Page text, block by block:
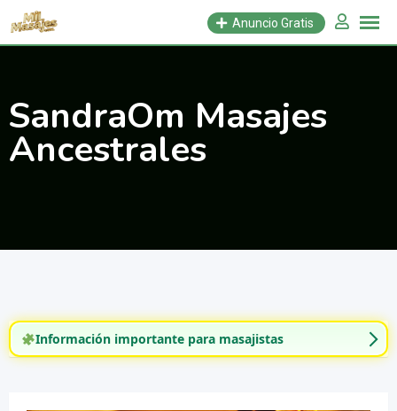
Saltar
Anuncio Gratis
SandraOm Masajes
Ancestrales
Información importante para masajistas